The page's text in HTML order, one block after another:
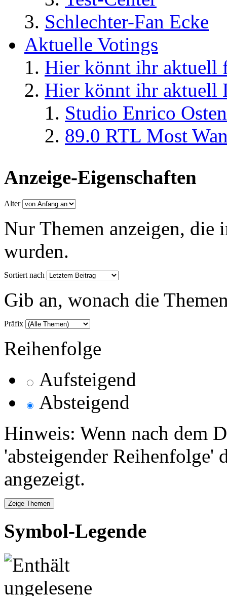
Schlechter-Fan Ecke
Aktuelle Votings
Hier könnt ihr aktuell
Hier könnt ihr aktuell
Studio Enrico
89.0 RTL Most
Anzeige-Eigenschaften
Alter
Nur Themen anzeigen, die
wurden.
Sortiert nach
Gib an, wonach die
Präfix
Reihenfolge
Aufsteigend
Absteigend
Hinweis: Wenn nach dem
'absteigender Reihenfolge'
angezeigt.
Symbol-Legende